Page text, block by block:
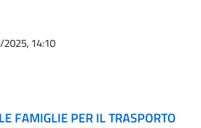
14:10
FAMIGLIE PER IL TRASPORTO